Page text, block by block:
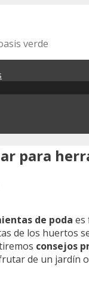
verde
para
de poda es
de los huertos
consejos
de un jardín